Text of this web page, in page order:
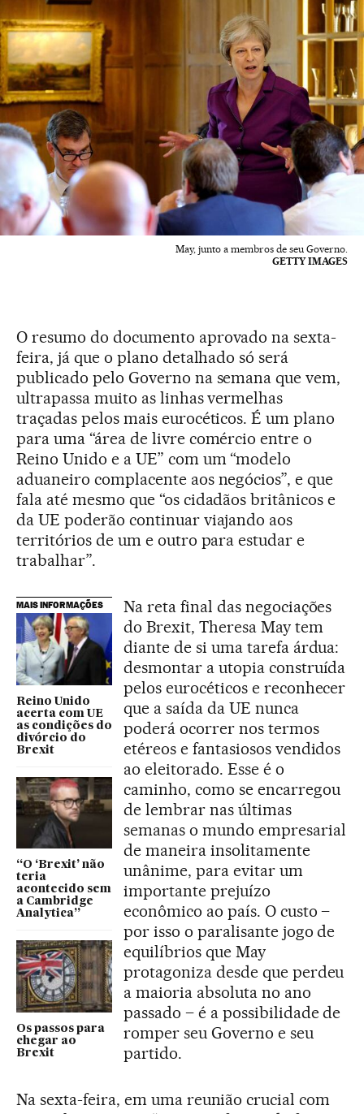
May, junto a membros de seu Governo.
GETTY IMAGES
O resumo do documento aprovado na sexta-
feira, já que o plano detalhado só será
publicado pelo Governo na semana que vem,
ultrapassa muito as linhas vermelhas
traçadas pelos mais eurocéticos. É um plano
para uma “área de livre comércio entre o
Reino Unido e a UE” com um “modelo
aduaneiro complacente aos negócios”, e que
fala até mesmo que “os cidadãos britânicos e
da UE poderão continuar viajando aos
territórios de um e outro para estudar e
trabalhar”.
MAIS INFORMAÇÕES
Reino Unido
acerta com UE
as condições do
divórcio do
Brexit
“O ‘Brexit’ não
teria
acontecido sem
a Cambridge
Analytica”
Os passos para
chegar ao
Brexit
Na reta final das negociações
do Brexit, Theresa May tem
diante de si uma tarefa árdua:
desmontar a utopia construída
pelos eurocéticos e reconhecer
que a saída da UE nunca
poderá ocorrer nos termos
etéreos e fantasiosos vendidos
ao eleitorado. Esse é o
caminho, como se encarregou
de lembrar nas últimas
semanas o mundo empresarial
de maneira insolitamente
unânime, para evitar um
importante prejuízo
econômico ao país. O custo –
por isso o paralisante jogo de
equilíbrios que May
protagoniza desde que perdeu
a maioria absoluta no ano
passado – é a possibilidade de
romper seu Governo e seu
partido.
Na sexta-feira, em uma reunião crucial com